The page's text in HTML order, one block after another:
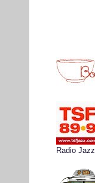
Radio Jazz